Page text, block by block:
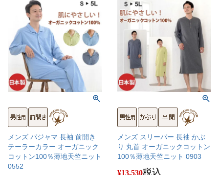
メンズ パジャマ 長袖 前開き
テーラーカラー オーガニック
コットン100％薄地天竺ニット
0552
メンズ スリーパー 長袖 かぶ
り 丸首 オーガニックコットン
100％薄地天竺ニット 0903
¥13,530税込